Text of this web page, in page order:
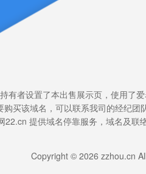
有者设置了本出售展示页，使用了
购买该域名，可以联系我司的经纪团
22.cn 提供域名停靠服务，域名及联
Copyright © 2026 zzhou.cn